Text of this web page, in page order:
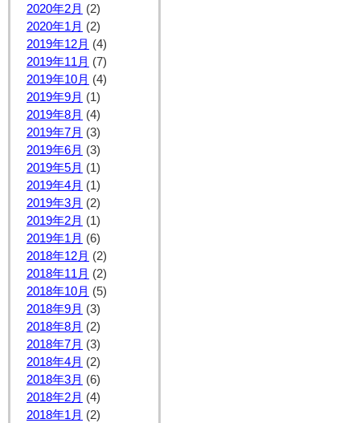
2020年2月 (2)
2020年1月 (2)
2019年12月 (4)
2019年11月 (7)
2019年10月 (4)
2019年9月 (1)
2019年8月 (4)
2019年7月 (3)
2019年6月 (3)
2019年5月 (1)
2019年4月 (1)
2019年3月 (2)
2019年2月 (1)
2019年1月 (6)
2018年12月 (2)
2018年11月 (2)
2018年10月 (5)
2018年9月 (3)
2018年8月 (2)
2018年7月 (3)
2018年4月 (2)
2018年3月 (6)
2018年2月 (4)
2018年1月 (2)